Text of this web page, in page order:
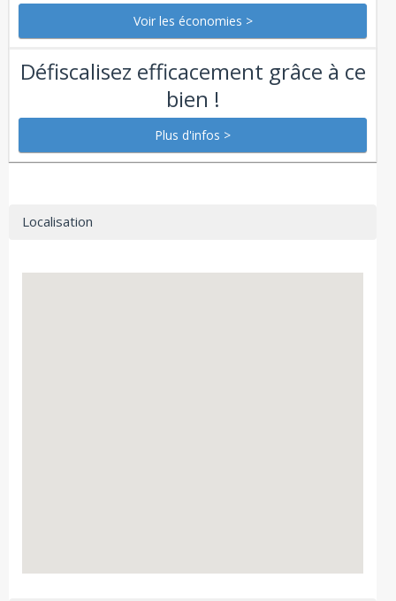
Défiscalisez efficacement grâce à ce
bien !
Localisation